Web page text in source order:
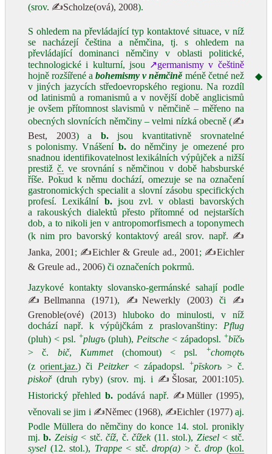
(srov. ✍Scholze(ová), 2008).
S ohledem na převládající typ kontaktové situace, v níž
se nacházejí čeština a němčina, tj. s ohledem na
převládající dominanci němčiny v oblasti politické,
technologické i kulturní, jsou ↗germanismy v češtině
hojně rozšířené abohemismy v němčiněméně četné než
v jiných jazycích středoevropského regionu. Na rozdíl
od latinismů a romanismů a v novější době anglicismů
je ovšem přítomnost slavismů v němčině – měřeno na
obecných slovnících němčiny – velmi nízká obecně (✍
Best, 2003) a b.jsou kvantitativně srovnatelné
s polonismy. Vnášení b.do němčiny je omezené pro
snadnou identifikovatelnost lexikálních výpůjček a nižší
prestižč. ve srovnání s němčinou v době habsburské
říše. Pokud k němu dochází, omezuje se na označení
gastronomických specialit a slovní zásobu specifických
profesí. Lexikální b.jsou zvl. v oblasti bavorských
a rakouských dialektů přesto přítomné od nejstarších
dob, a to nikoli jen v antropomorfismech a toponymech
(k nim pro bavorský kontaktový areál srov. např. ✍
Janka, 2001 ; ✍Eichler & Greule ad., 2001 ; ✍Eichler
& Greule ad., 2006) či označeních pokrmů.
Jazykové kontakty slovansko-germánské sahají podle
✍Bellmanna (1971), ✍Newerkly (2003)či ✍
Grenoble(ové) (2013)hluboko do minulosti, v níž
dochází např. k výpůjčkám z praslovanštiny: Pflug
(pluh) < psl. +plugъ(pluh), Peitsche< západopsl. +bīčь
> č. bič,Kummet(chomout) < psl. +chomǫtъ
(zorient.jaz.) či Peitzker< západopsl.+pīskorь > č.
piskoř(druh ryby) (srov. mj. i ✍Šlosar, 2001:105).
Historický přehled b.podává např. ✍Müller (1995),
věnovali se jim i ✍Němec (1968), ✍Eichler (1977)aj.
Podle Müllera do němčiny do konce 14. stol. pronikly
mj.b. Zeisig< stč.číž, č.čížek(11. stol.), Ziesel< stč.
sysel (12. stol.), Trappe< stč.drop(a) > č.drop (kol.
◆